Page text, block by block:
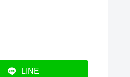
LINE